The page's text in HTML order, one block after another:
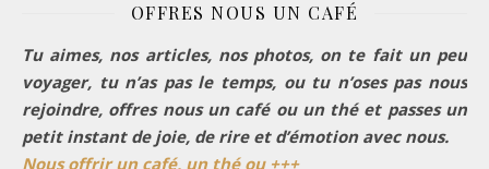
OFFRES NOUS UN CAFÉ
Tu aimes, nos articles, nos photos, on te fait un peu
voyager, tu n’as pas le temps, ou tu n’oses pas nous
rejoindre, offres nous un café ou un thé et passes un
petit instant de joie, de rire et d’émotion avec nous.
Nous offrir un café, un thé ou +++